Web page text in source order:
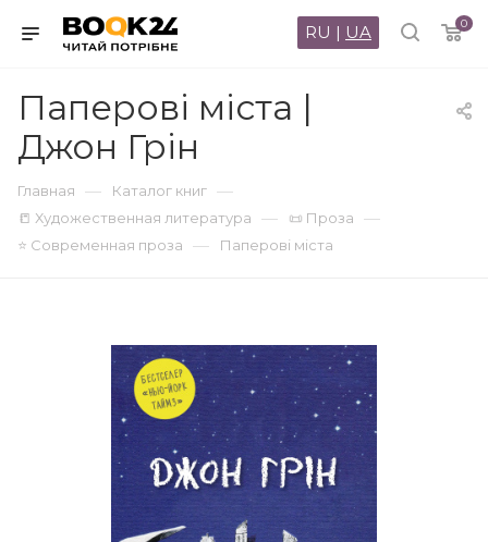
0
RU | UA
Паперові міста |
Джон Грін
Главная — Каталог книг —
📒 Художественная литература — 📜 Проза —
⭐ Современная проза — Паперові міста